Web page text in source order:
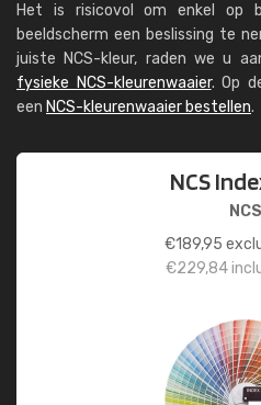
Het is risicovol om enkel op
beeldscherm een beslissing te
juiste NCS-kleur, raden we u
fysieke NCS-kleurenwaaier. Op
een NCS-kleurenwaaier bestellen.
NCS
NCS
€189,95
€229,84